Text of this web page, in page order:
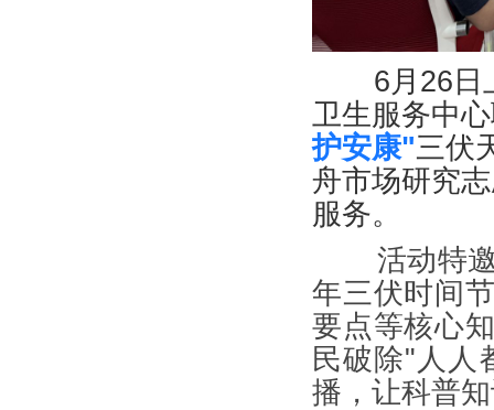
6月26日上
卫生服务中
护安康"三伏
舟市场研究
服务。
活动特邀
年三伏时间
要点等核心
民破除"人人
播，让科普